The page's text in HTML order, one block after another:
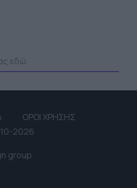
ΟΡΟΙ ΧΡΗΣΗΣ
2026
group